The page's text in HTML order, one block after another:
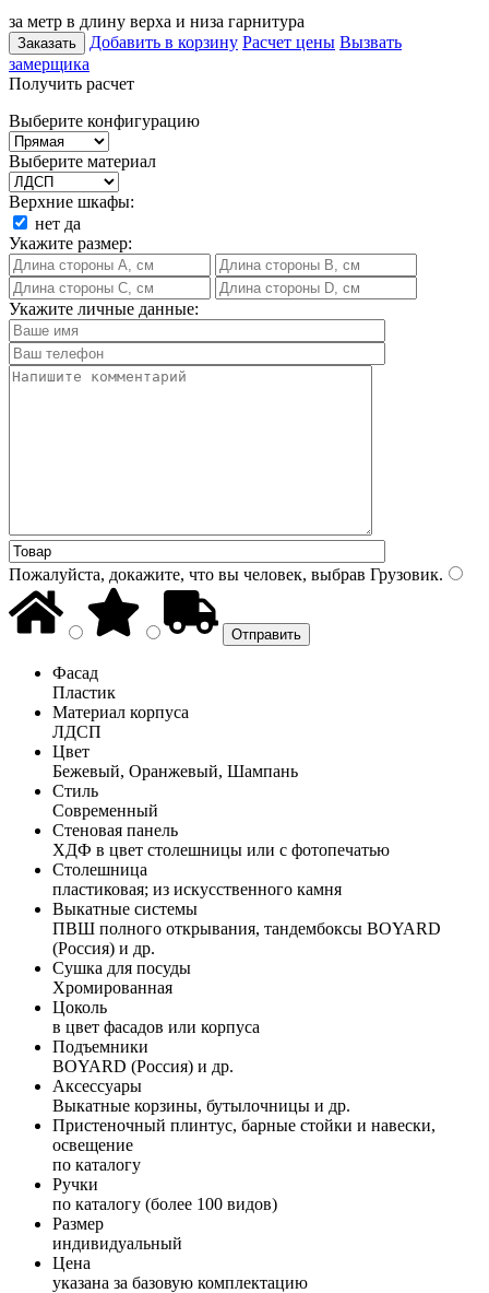
за метр в длину верха и низа гарнитура
Заказать Добавить в корзину Расчет цены Вызвать
замерщика
Получить расчет
Выберите конфигурацию
Выберите материал
Верхние шкафы:
нет да
Укажите размер:
Укажите личные данные:
Пожалуйста, докажите, что вы человек, выбрав Грузовик.
Фасад
Пластик
Материал корпуса
ЛДСП
Цвет
Бежевый, Оранжевый, Шампань
Стиль
Современный
Стеновая панель
ХДФ в цвет столешницы или с фотопечатью
Столешница
пластиковая; из искусственного камня
Выкатные системы
ПВШ полного открывания, тандембоксы BOYARD
(Россия) и др.
Сушка для посуды
Хромированная
Цоколь
в цвет фасадов или корпуса
Подъемники
BOYARD (Россия) и др.
Аксессуары
Выкатные корзины, бутылочницы и др.
Пристеночный плинтус, барные стойки и навески,
освещение
по каталогу
Ручки
по каталогу (более 100 видов)
Размер
индивидуальный
Цена
указана за базовую комплектацию